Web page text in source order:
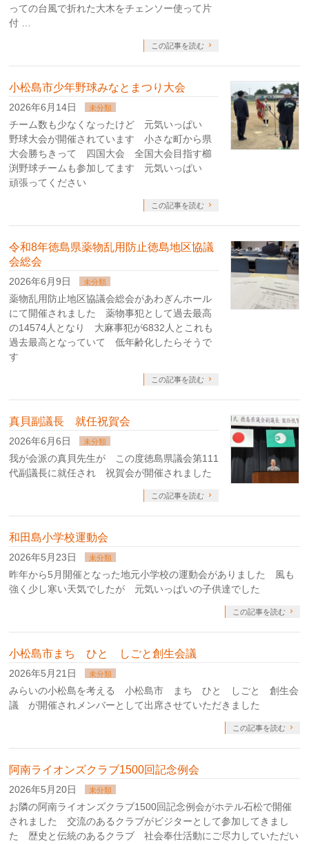
っての台風で折れた大木をチェンソー使って片
付 …
この記事を読む
小松島市少年野球みなとまつり大会
2026年6月14日 未分類
チーム数も少なくなったけど 元気いっぱい
野球大会が開催されています 小さな町から県
大会勝ちきって 四国大会 全国大会目指す櫛
渕野球チームも参加してます 元気いっぱい
頑張ってください
この記事を読む
令和8年徳島県薬物乱用防止徳島地区協議
会総会
2026年6月9日 未分類
薬物乱用防止地区協議会総会があわぎんホール
にて開催されました 薬物事犯として過去最高
の14574人となり 大麻事犯が6832人とこれも
過去最高となっていて 低年齢化したらそうで
す
この記事を読む
真貝副議長 就任祝賀会
2026年6月6日 未分類
我が会派の真貝先生が この度徳島県議会第111
代副議長に就任され 祝賀会が開催されました
この記事を読む
和田島小学校運動会
2026年5月23日 未分類
昨年から5月開催となった地元小学校の運動会がありました 風も
強く少し寒い天気でしたが 元気いっぱいの子供達でした
この記事を読む
小松島市まち ひと しごと創生会議
2026年5月21日 未分類
みらいの小松島を考える 小松島市 まち ひと しごと 創生会
議 が開催されメンバーとして出席させていただきました
この記事を読む
阿南ライオンズクラブ1500回記念例会
2026年5月20日 未分類
お隣の阿南ライオンズクラブ1500回記念例会がホテル石松で開催
されました 交流のあるクラブがビジターとして参加してきまし
た 歴史と伝統のあるクラブ 社会奉仕活動にご尽力していただい